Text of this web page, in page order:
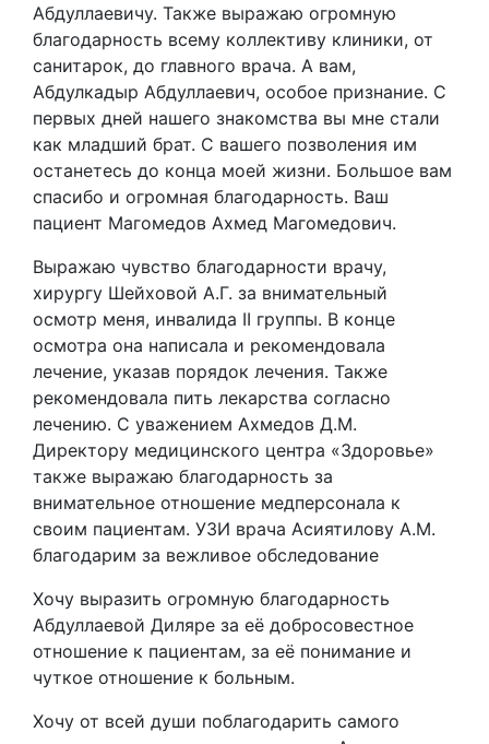
Абдуллаевичу. Также выражаю огромную
благодарность всему коллективу клиники, от
санитарок, до главного врача. А вам,
Абдулкадыр Абдуллаевич, особое признание. С
первых дней нашего знакомства вы мне стали
как младший брат. С вашего позволения им
останетесь до конца моей жизни. Большое вам
спасибо и огромная благодарность. Ваш
пациент Магомедов Ахмед Магомедович.
Выражаю чувство благодарности врачу,
хирургу Шейховой А.Г. за внимательный
осмотр меня, инвалида II группы. В конце
осмотра она написала и рекомендовала
лечение, указав порядок лечения. Также
рекомендовала пить лекарства согласно
лечению. С уважением Ахмедов Д.М.
Директору медицинского центра «Здоровье»
также выражаю благодарность за
внимательное отношение медперсонала к
своим пациентам. УЗИ врача Асиятилову А.М.
благодарим за вежливое обследование
Хочу выразить огромную благодарность
Абдуллаевой Диляре за её добросовестное
отношение к пациентам, за её понимание и
чуткое отношение к больным.
Хочу от всей души поблагодарить самого